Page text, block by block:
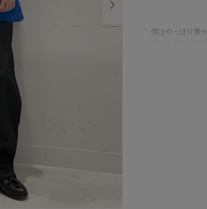
僕はやっぱり青
る感じがします
是非プロフィー